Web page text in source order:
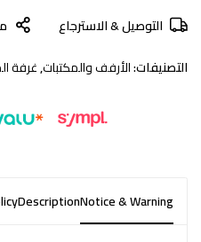
التوصيل & الاسترجاع
التصنيفات:الأرفف والمكتبات,غرفة
Notice & Warning
Description